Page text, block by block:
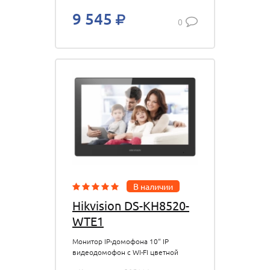
видеопанелей; до 16 IP-камер; до
5 мониторов. Wi-Fi; Ethernet
тревожных вход/
выход;переадресация звонков на
Connect.DC 12В; не более
6Вт.-10...+50°C.Габ.размеры: 200?
140?23.6 мм. — DS-D100P -
вызывная панель 4х проводная;
960х576;угол обзор
9 545 0
В наличии
Hikvision DS-KH8520-
WTE1
Монитор IP-домофона 10“ IP
видеодомофон с WI-FI цветной